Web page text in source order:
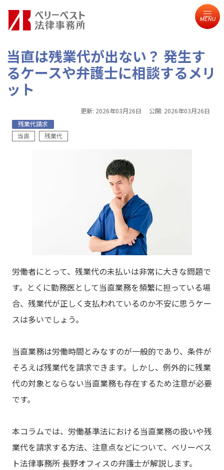
MENU
当直は残業代が出ない？ 発生す
るケースや弁護士に相談するメリ
ット
更新: 2026年03月26日 公開: 2026年03月26日
残業代請求
当直
残業代
労働者にとって、残業代の未払いは非常に大きな問題で
す。とくに勤務医として当直業務を頻繁に担っている場
合、残業代が正しく支払われているのか不安に思うケー
スは多いでしょう。
当直業務は労働時間とみなすのが一般的であり、条件が
そろえば残業代を請求できます。しかし、例外的に残業
代の対象とならない当直業務も存在するため注意が必要
です。
本コラムでは、労働基準法における当直業務の扱いや残
業代を請求する方法、注意点などについて、ベリーベス
ト法律事務所 長野オフィスの弁護士が解説します。